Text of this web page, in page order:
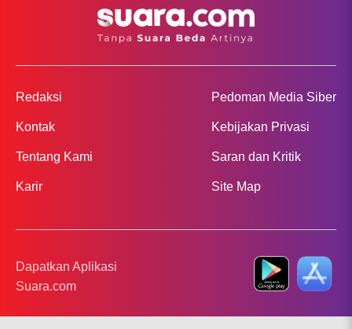
Redaksi
Kontak
Tentang Kami
Karir
Pedoman Media Siber
Kebijakan Privasi
Saran dan Kritik
Site Map
Dapatkan Aplikasi
Suara.com